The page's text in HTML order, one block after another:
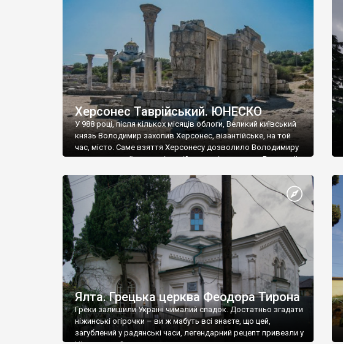
візантійської доби. Раритети викрадені з фондів об’єкту
культурної спадщини ЮНЕСКО «Херсонеса Таврійського».
Офіційно – на виставку «Золото Візантії», але експерти та
влада в Україні вважають це лише […]
Херсонес Таврійський. ЮНЕСКО
У 988 році, після кількох місяців облоги, Великий київський
князь Володимир захопив Херсонес, візантійське, на той
час, місто. Саме взяття Херсонесу дозволило Володимиру
диктувати свої умови візантійському імператору Василю ІІ,
Херсонесі Володимир-язичник, став Василем-
християнином. А потім було Хрещення Русі. На честь
Херсонесу Таврійського названо місто […]
Ялта. Грецька церква Феодора Тирона
Греки залишили Україні чималий спадок. Достатньо згадати
ніжинські огірочки – ви ж мабуть всі знаєте, що цей,
загублений у радянські часи, легендарний рецепт привезли у